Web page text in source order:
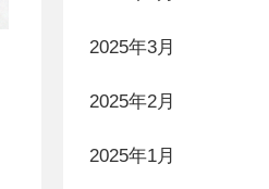
2025年3月
2025年2月
2025年1月